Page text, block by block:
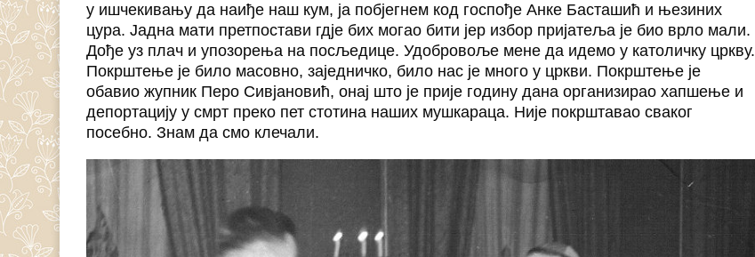
у ишчекивању да наиђе наш кум, ја побјегнем код госпође Анке Басташић и њезиних
цура. Јадна мати претпостави гдје бих могао бити јер избор пријатеља је био врло мали.
Дође уз плач и упозорења на посљедице. Удобровоље мене да идемо у католичку цркву.
Покрштење је било масовно, заједничко, било нас је много у цркви. Покрштење је
обавио жупник Перо Сивјановић, онај што је прије годину дана организирао хапшење и
депортацију у смрт преко пет стотина наших мушкараца. Није покрштавао сваког
посебно. Знам да смо клечали.